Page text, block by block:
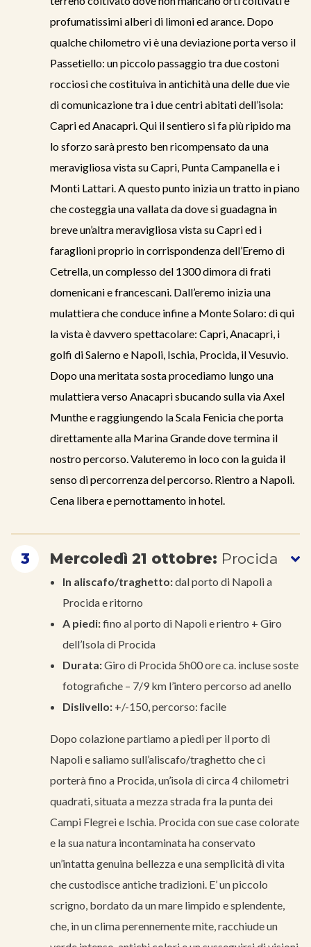
profumatissimi alberi di limoni ed arance. Dopo
qualche chilometro vi è una deviazione porta verso il
Passetiello: un piccolo passaggio tra due costoni
rocciosi che costituiva in antichità una delle due vie
di comunicazione tra i due centri abitati dell’isola:
Capri ed Anacapri. Qui il sentiero si fa più ripido ma
lo sforzo sarà presto ben ricompensato da una
meravigliosa vista su Capri, Punta Campanella e i
Monti Lattari. A questo punto inizia un tratto in piano
che costeggia una vallata da dove si guadagna in
breve un’altra meravigliosa vista su Capri ed i
faraglioni proprio in corrispondenza dell’Eremo di
Cetrella, un complesso del 1300 dimora di frati
domenicani e francescani. Dall’eremo inizia una
mulattiera che conduce infine a Monte Solaro: di qui
la vista è davvero spettacolare: Capri, Anacapri, i
golfi di Salerno e Napoli, Ischia, Procida, il Vesuvio.
Dopo una meritata sosta procediamo lungo una
mulattiera verso Anacapri sbucando sulla via Axel
Munthe e raggiungendo la Scala Fenicia che porta
direttamente alla Marina Grande dove termina il
nostro percorso. Valuteremo in loco con la guida il
senso di percorrenza del percorso. Rientro a Napoli.
Cena libera e pernottamento in hotel.
3 Mercoledì 21 ottobre: Procida
In aliscafo/traghetto:dal porto di Napoli a
Procida e ritorno
A piedi:fino al porto di Napoli e rientro + Giro
dell’Isola di Procida
Durata:Giro di Procida 5h00 ore ca. incluse soste
fotografiche – 7/9 km l’intero percorso ad anello
Dislivello: +/-150, percorso: facile
Dopo colazione partiamo a piedi per il porto di
Napoli e saliamo sull’aliscafo/traghetto che ci
porterà fino a Procida, un’isola di circa 4 chilometri
quadrati, situata a mezza strada fra la punta dei
Campi Flegrei e Ischia. Procida con sue case colorate
e la sua natura incontaminata ha conservato
un’intatta genuina bellezza e una semplicità di vita
che custodisce antiche tradizioni. E’ un piccolo
scrigno, bordato da un mare limpido e splendente,
che, in un clima perennemente mite, racchiude un